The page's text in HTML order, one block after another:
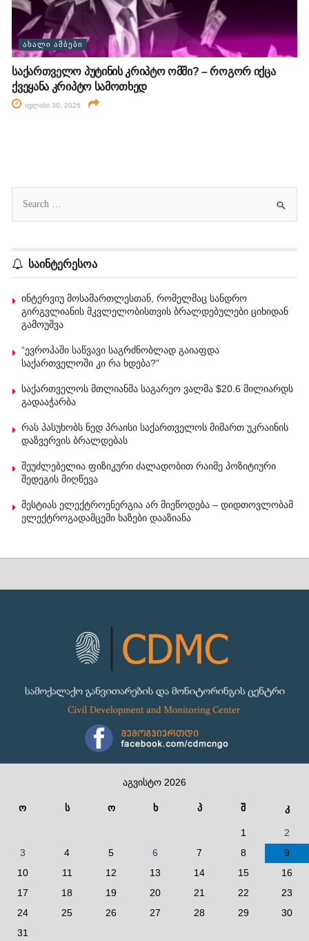
ᲐᲮᲐᲚᲘ ᲐᲛᲑᲔᲑᲘ
საქართველო პუტინის კრიპტო ომში? – როგორ იქცა
ქვეყანა კრიპტო სამოთხედ
ივლისი 30, 2026
საინტერესოა
ინტერვიუ მოსამართლესთან, რომელმაც სანდრო
გირგვლიანის მკვლელობისთვის ბრალდებულები ციხიდან
გამოუშვა
“ევროპაში საწვავი საგრძნობლად გაიაფდა
საქართველოში კი რა ხდება?”
საქართველოს მთლიანმა საგარეო ვალმა $20.6 მილიარდს
გადააჭარბა
რას პასუხობს ნედ პრაისი საქართველოს მიმართ უკრაინის
დაზვერვის ბრალდებას
შეუძლებელია ფიზიკური ძალადობით რაიმე პოზიტიური
შედეგის მიღწევა
მესტიას ელექტროენერგია არ მიეწოდება – დიდთოვლობამ
ელექტროგადამცემი ხაზები დააზიანა
აგვისტო 2026
ო ს ო ხ პ შ კ
1
2
3
4 5 6 7 8
9
10
11 12 13 14 15
16
17
18 19 20 21 22
23
24
25 26 27 28 29
30
31